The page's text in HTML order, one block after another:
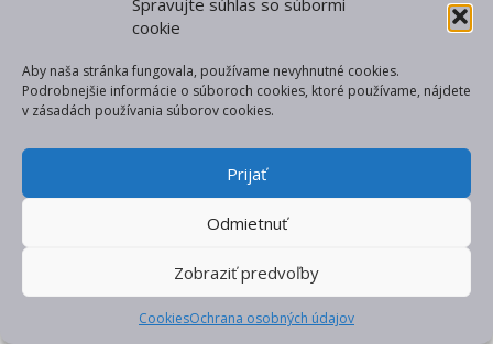
Spravujte súhlas so súbormi
cookie
Aby naša stránka fungovala, používame nevyhnutné cookies.
Podrobnejšie informácie o súboroch cookies, ktoré používame, nájdete
v zásadách používania súborov cookies.
Prijať
Odmietnuť
Zobraziť predvoľby
CookiesOchrana osobných údajov